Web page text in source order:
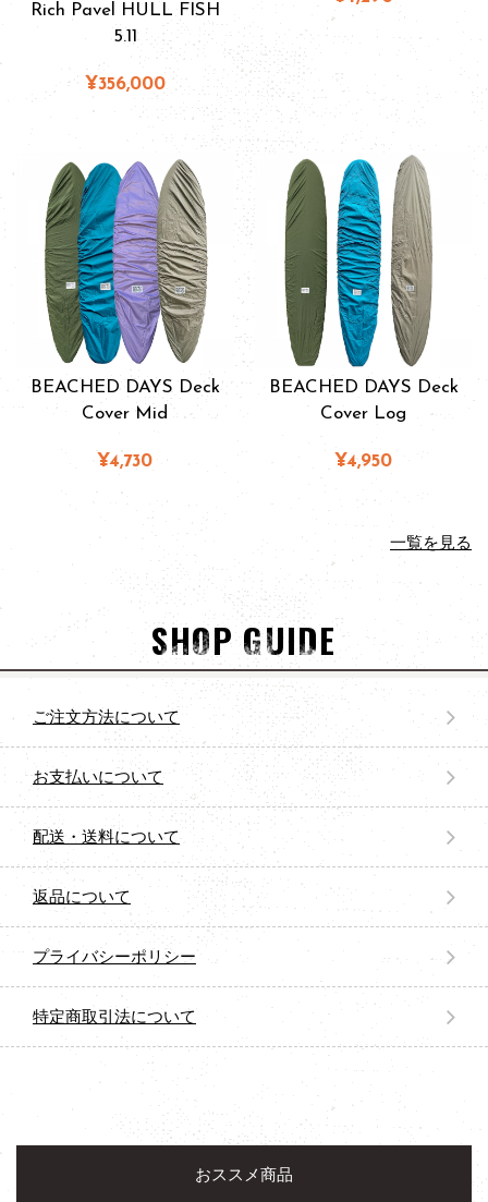
Rich Pavel HULL FISH
5.11
¥356,000
BEACHED DAYS Deck
Cover Mid
¥4,730
BEACHED DAYS Deck
Cover Log
¥4,950
一覧を見る
SHOP GUIDE
ご注文方法について
お支払いについて
配送・送料について
返品について
プライバシーポリシー
特定商取引法について
おススメ商品